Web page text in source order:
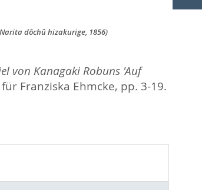
dôchû hizakurige, 1856)
von Kanagaki Robuns 'Auf
Franziska Ehmcke, pp. 3-19.